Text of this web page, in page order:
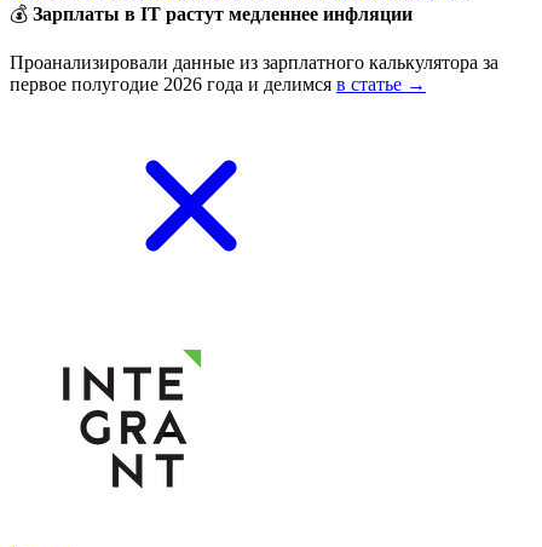
💰 Зарплаты в IT растут медленнее инфляции
Проанализировали данные из зарплатного калькулятора за
первое полугодие 2026 года и делимся в статье →